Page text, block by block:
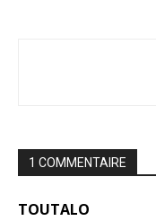
1 COMMENTAIRE
TOUTALO